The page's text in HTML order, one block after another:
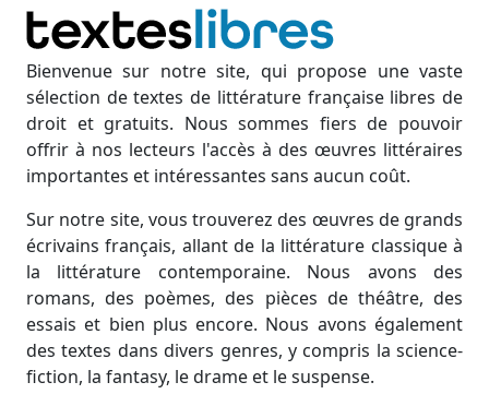
Bienvenue sur notre site, qui propose une vaste
sélection de textes de littérature française libres de
droit et gratuits. Nous sommes fiers de pouvoir
offrir à nos lecteurs l'accès à des œuvres littéraires
importantes et intéressantes sans aucun coût.
Sur notre site, vous trouverez des œuvres de grands
écrivains français, allant de la littérature classique à
la littérature contemporaine. Nous avons des
romans, des poèmes, des pièces de théâtre, des
essais et bien plus encore. Nous avons également
des textes dans divers genres, y compris la science-
fiction, la fantasy, le drame et le suspense.